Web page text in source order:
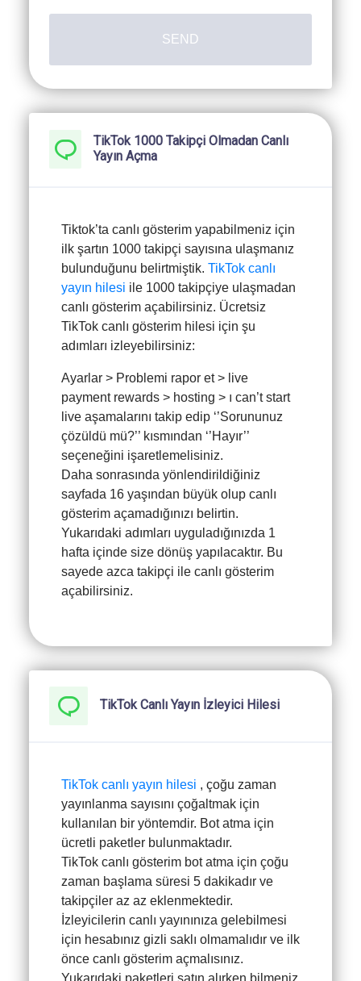
SEND
TikTok 1000 Takipçi Olmadan Canlı
Yayın Açma
Tiktok’ta canlı gösterim yapabilmeniz için
ilk şartın 1000 takipçi sayısına ulaşmanız
bulunduğunu belirtmiştik. TikTok canlı
yayın hilesi ile 1000 takipçiye ulaşmadan
canlı gösterim açabilirsiniz. Ücretsiz
TikTok canlı gösterim hilesi için şu
adımları izleyebilirsiniz:
Ayarlar > Problemi rapor et > live
payment rewards > hosting > ı can’t start
live aşamalarını takip edip ‘’Sorununuz
çözüldü mü?’’ kısmından ‘’Hayır’’
seçeneğini işaretlemelisiniz.
Daha sonrasında yönlendirildiğiniz
sayfada 16 yaşından büyük olup canlı
gösterim açamadığınızı belirtin.
Yukarıdaki adımları uyguladığınızda 1
hafta içinde size dönüş yapılacaktır. Bu
sayede azca takipçi ile canlı gösterim
açabilirsiniz.
TikTok Canlı Yayın İzleyici Hilesi
TikTok canlı yayın hilesi , çoğu zaman
yayınlanma sayısını çoğaltmak için
kullanılan bir yöntemdir. Bot atma için
ücretli paketler bulunmaktadır.
TikTok canlı gösterim bot atma için çoğu
zaman başlama süresi 5 dakikadır ve
takipçiler az az eklenmektedir.
İzleyicilerin canlı yayınınıza gelebilmesi
için hesabınız gizli saklı olmamalıdır ve ilk
önce canlı gösterim açmalısınız.
Yukarıdaki paketleri satın alırken bilmeniz